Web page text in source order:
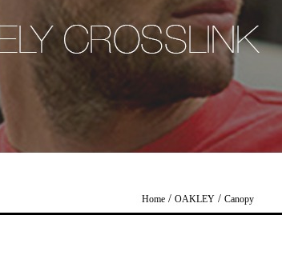
Home / OAKLEY / Canopy